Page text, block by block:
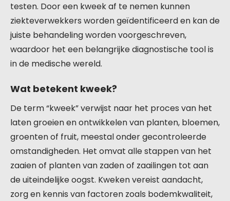
testen. Door een kweek af te nemen kunnen
ziekteverwekkers worden geïdentificeerd en kan de
juiste behandeling worden voorgeschreven,
waardoor het een belangrijke diagnostische tool is
in de medische wereld.
Wat betekent kweek?
De term “kweek” verwijst naar het proces van het
laten groeien en ontwikkelen van planten, bloemen,
groenten of fruit, meestal onder gecontroleerde
omstandigheden. Het omvat alle stappen van het
zaaien of planten van zaden of zaailingen tot aan
de uiteindelijke oogst. Kweken vereist aandacht,
zorg en kennis van factoren zoals bodemkwaliteit,